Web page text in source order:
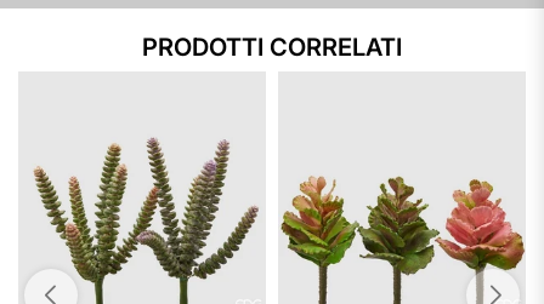
PRODOTTI CORRELATI